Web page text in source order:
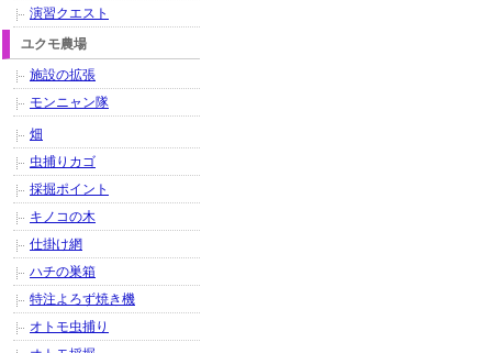
演習クエスト
ユクモ農場
施設の拡張
モンニャン隊
畑
虫捕りカゴ
採掘ポイント
キノコの木
仕掛け網
ハチの巣箱
特注よろず焼き機
オトモ虫捕り